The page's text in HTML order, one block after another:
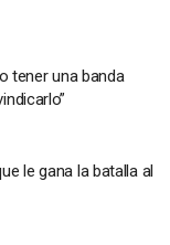
tener una banda
le gana la batalla al